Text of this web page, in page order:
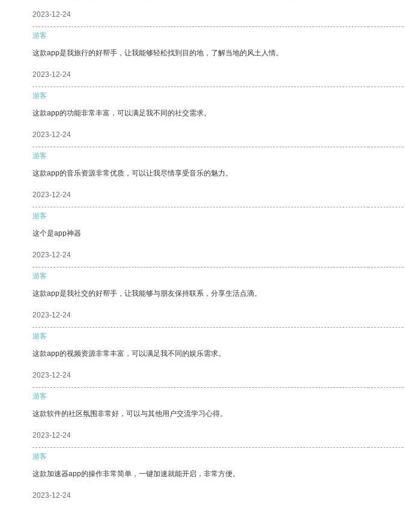
2023-12-24
游客
这款app是我旅行的好帮手，让我能够轻松找到目的地，了解当地的风土人情。
2023-12-24
游客
这款app的功能非常丰富，可以满足我不同的社交需求。
2023-12-24
游客
这款app的音乐资源非常优质，可以让我尽情享受音乐的魅力。
2023-12-24
游客
这个是app神器
2023-12-24
游客
这款app是我社交的好帮手，让我能够与朋友保持联系，分享生活点滴。
2023-12-24
游客
这款app的视频资源非常丰富，可以满足我不同的娱乐需求。
2023-12-24
游客
这款软件的社区氛围非常好，可以与其他用户交流学习心得。
2023-12-24
游客
这款加速器app的操作非常简单，一键加速就能开启，非常方便。
2023-12-24